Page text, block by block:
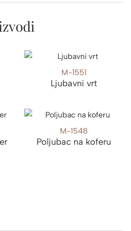
M-1551
Ljubavni vrt
M-1548
Poljubac na koferu